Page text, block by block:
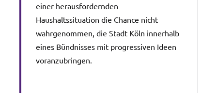
einer herausfordernden
Haushaltssituation die Chance nicht
wahrgenommen, die Stadt Köln innerhalb
eines Bündnisses mit progressiven Ideen
voranzubringen.